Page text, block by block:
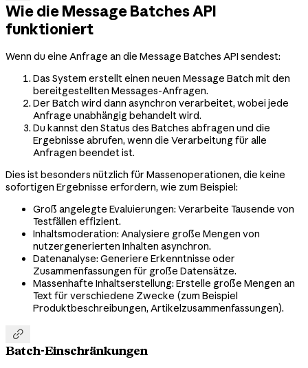
Wie die Message Batches API
funktioniert
Wenn du eine Anfrage an die Message Batches API sendest:
Das System erstellt einen neuen Message Batch mit den
bereitgestellten Messages-Anfragen.
Der Batch wird dann asynchron verarbeitet, wobei jede
Anfrage unabhängig behandelt wird.
Du kannst den Status des Batches abfragen und die
Ergebnisse abrufen, wenn die Verarbeitung für alle
Anfragen beendet ist.
Dies ist besonders nützlich für Massenoperationen, die keine
sofortigen Ergebnisse erfordern, wie zum Beispiel:
Groß angelegte Evaluierungen: Verarbeite Tausende von
Testfällen effizient.
Inhaltsmoderation: Analysiere große Mengen von
nutzergenerierten Inhalten asynchron.
Datenanalyse: Generiere Erkenntnisse oder
Zusammenfassungen für große Datensätze.
Massenhafte Inhaltserstellung: Erstelle große Mengen an
Text für verschiedene Zwecke (zum Beispiel
Produktbeschreibungen, Artikelzusammenfassungen).

Batch-Einschränkungen